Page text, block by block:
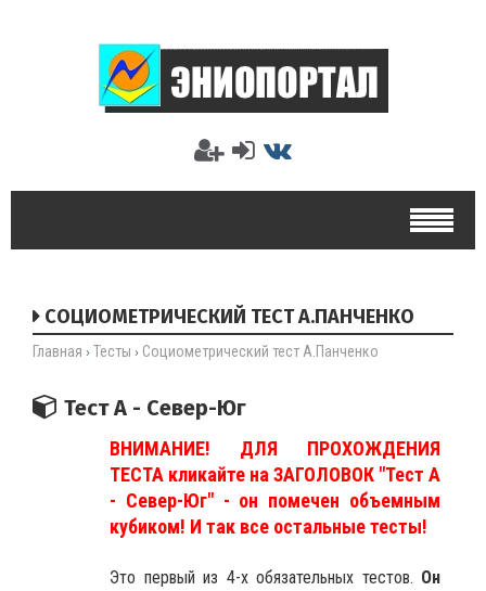
СОЦИОМЕТРИЧЕСКИЙ ТЕСТ А.ПАНЧЕНКО
Главная › Тесты › Социометрический тест А.Панченко
Тест А - Север-Юг
ВНИМАНИЕ! ДЛЯ ПРОХОЖДЕНИЯ
ТЕСТА кликайте на ЗАГОЛОВОК "Тест А
- Север-Юг" - он помечен объемным
кубиком! И так все остальные тесты!
Это первый из 4-х обязательных тестов. Он